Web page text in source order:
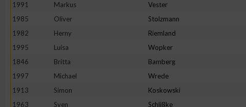
1991
Markus Vester
1985
Oliver Stolzmann
1982
Herny Riemland
1995
Luisa Wopker
1846
Britta Bamberg
1997
Michael Wrede
1913
Simon Koskowski
1963
Sven Schlißke
Performance
Werbung